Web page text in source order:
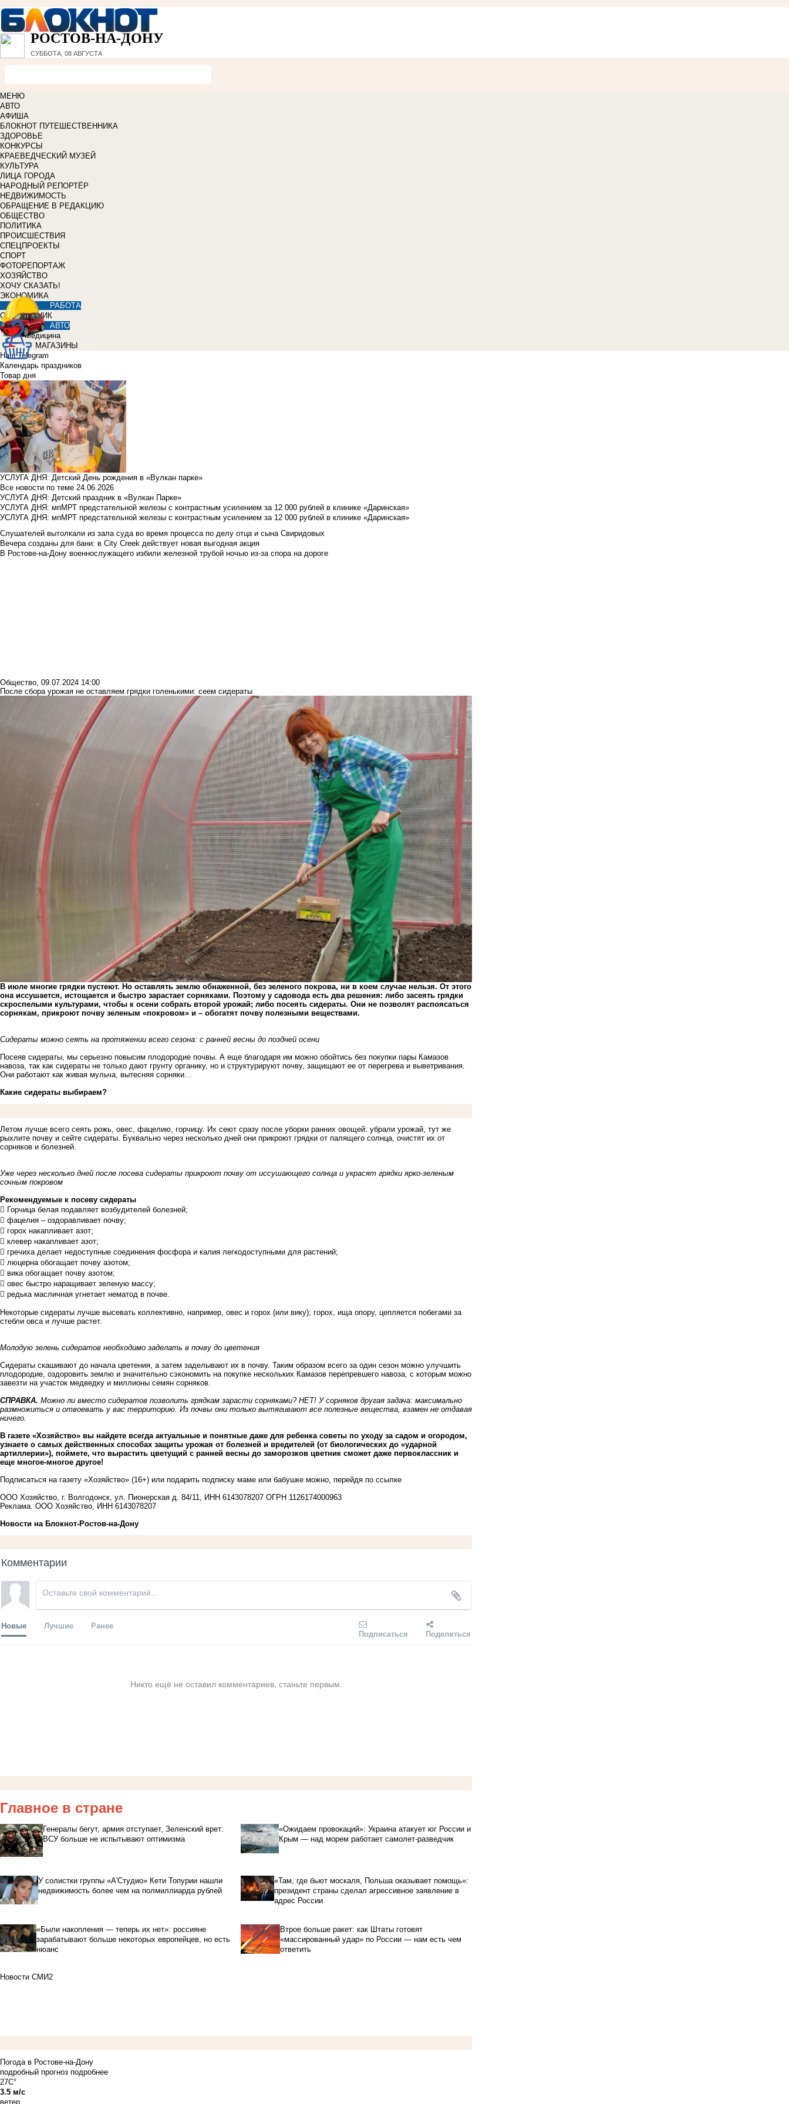
РОСТОВ-НА-ДОНУ
СУББОТА, 08 АВГУСТА
МЕНЮ
АВТО
АФИША
БЛОКНОТ ПУТЕШЕСТВЕННИКА
ЗДОРОВЬЕ
КОНКУРСЫ
КРАЕВЕДЧЕСКИЙ МУЗЕЙ
КУЛЬТУРА
ЛИЦА ГОРОДА
НАРОДНЫЙ РЕПОРТЁР
НЕДВИЖИМОСТЬ
ОБРАЩЕНИЕ В РЕДАКЦИЮ
ОБЩЕСТВО
ПОЛИТИКА
ПРОИСШЕСТВИЯ
СПЕЦПРОЕКТЫ
СПОРТ
ФОТОРЕПОРТАЖ
ХОЗЯЙСТВО
ХОЧУ СКАЗАТЬ!
ЭКОНОМИКА
РАБОТА
СПРАВОЧНИК
АВТО
Медицина
МАГАЗИНЫ
Наш Telegram
Календарь праздников
Товар дня
УСЛУГА ДНЯ: Детский День рождения в «Вулкан парке»
Все новости по теме 24.06.2026
УСЛУГА ДНЯ: Детский праздник в «Вулкан Парке»
УСЛУГА ДНЯ: мпМРТ предстательной железы с контрастным усилением за 12 000 рублей в клинике «Даринская»
УСЛУГА ДНЯ: мпМРТ предстательной железы с контрастным усилением за 12 000 рублей в клинике «Даринская»
Слушателей вытолкали из зала суда во время процесса по делу отца и сына Свиридовых
Вечера созданы для бани: в City Creek действует новая выгодная акция
В Ростове-на-Дону военнослужащего избили железной трубой ночью из-за спора на дороге
Общество, 09.07.2024 14:00
После сбора урожая не оставляем грядки голенькими: сеем сидераты
В июле многие грядки пустеют. Но оставлять землю обнаженной, без зеленого покрова, ни в коем случае нельзя. От этого
она иссушается, истощается и быстро зарастает сорняками. Поэтому у садовода есть два решения: либо засеять грядки
скроспелыми культурами, чтобы к осени собрать второй урожай; либо посеять сидераты. Они не позволят распоясаться
сорнякам, прикроют почву зеленым «покровом» и – обогатят почву полезными веществами.
Сидераты можно сеять на протяжении всего сезона: с ранней весны до поздней осени
Посеяв сидераты, мы серьезно повысим плодородие почвы. А еще благодаря им можно обойтись без покупки пары Камазов
навоза, так как сидераты не только дают грунту органику, но и структурируют почву, защищают ее от перегрева и выветривания.
Они работают как живая мульча, вытесняя сорняки…
Какие сидераты выбираем?
Летом лучше всего сеять рожь, овес, фацелию, горчицу. Их сеют сразу после уборки ранних овощей: убрали урожай, тут же
рыхлите почву и сейте сидераты. Буквально через несколько дней они прикроют грядки от палящего солнца, очистят их от
сорняков и болезней.
Уже через несколько дней после посева сидераты прикроют почву от иссушающего солнца и украсят грядки ярко-зеленым
сочным покровом
Рекомендуемые к посеву сидераты
 Горчица белая подавляет возбудителей болезней;
 фацелия – оздоравливает почву;
 горох накапливает азот;
 клевер накапливает азот;
 гречиха делает недоступные соединения фосфора и калия легкодоступными для растений;
 люцерна обогащает почву азотом;
 вика обогащает почву азотом;
 овес быстро наращивает зеленую массу;
 редька масличная угнетает нематод в почве.
Некоторые сидераты лучше высевать коллективно, например, овес и горох (или вику); горох, ища опору, цепляется побегами за
стебли овса и лучше растет.
Молодую зелень сидератов необходимо заделать в почву до цветения
Сидераты скашивают до начала цветения, а затем заделывают их в почву. Таким образом всего за один сезон можно улучшить
плодородие, оздоровить землю и значительно сэкономить на покупке нескольких Камазов перепревшего навоза, с которым можно
завезти на участок медведку и миллионы семян сорняков.
СПРАВКА. Можно ли вместо сидератов позволить грядкам зарасти сорняками? НЕТ! У сорняков другая задача: максимально
размножиться и отвоевать у вас территорию. Из почвы они только вытягивают все полезные вещества, взамен не отдавая
ничего.
В газете «Хозяйство» вы найдете всегда актуальные и понятные даже для ребенка советы по уходу за садом и огородом,
узнаете о самых действенных способах защиты урожая от болезней и вредителей (от биологических до «ударной
артиллерии»), поймете, что вырастить цветущий с ранней весны до заморозков цветник сможет даже первоклассник и
еще многое-многое другое!
Подписаться на газету «Хозяйство» (16+) или подарить подписку маме или бабушке можно, перейдя по ссылке
ООО Хозяйство, г. Волгодонск, ул. Пионерская д. 84/11, ИНН 6143078207 ОГРН 1126174000963
Реклама. ООО Хозяйство, ИНН 6143078207
Новости на Блoкнoт-Ростов-на-Дону
Комментарии
Новые Лучшие Ранее
Подписаться Поделиться
Никто ещё не оставил комментариев, станьте первым.
Главное в стране
Генералы бегут, армия отступает, Зеленский врет:
ВСУ больше не испытывают оптимизма
«Ожидаем провокаций»: Украина атакует юг России и
Крым — над морем работает самолет-разведчик
У солистки группы «А'Студио» Кети Топурии нашли
недвижимость более чем на полмиллиарда рублей
«Там, где бьют москаля, Польша оказывает помощь»:
президент страны сделал агрессивное заявление в
адрес России
«Были накопления — теперь их нет»: россияне
зарабатывают больше некоторых европейцев, но есть
нюанс
Втрое больше ракет: как Штаты готовят
«массированный удар» по России — нам есть чем
ответить
Новости СМИ2
Погода в Ростове-на-Дону
подробный прогноз подробнее
27C°
3.5 м/с
ветер